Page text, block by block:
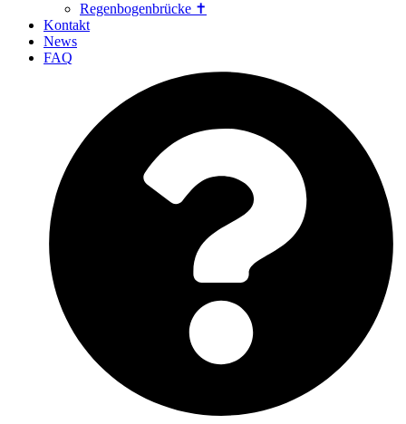
Regenbogenbrücke ✝
Kontakt
News
FAQ